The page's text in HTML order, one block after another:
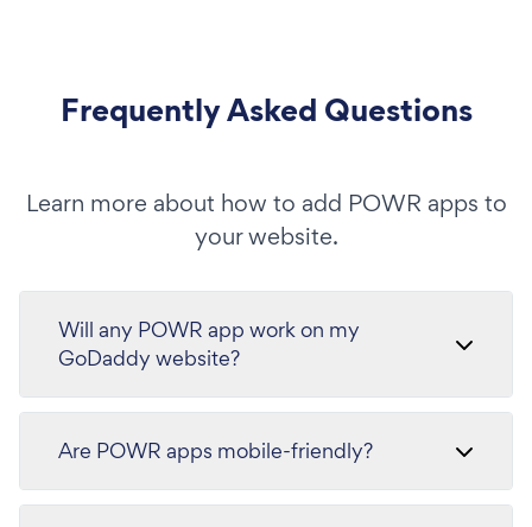
Frequently Asked Questions
Learn more about how to add POWR apps to
your website.
Will any POWR app work on my
GoDaddy website?
Are POWR apps mobile-friendly?